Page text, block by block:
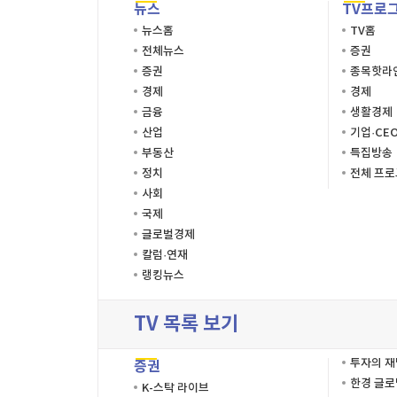
뉴스
뉴스홈
전체뉴스
증권
경제
금융
산업
부동산
정치
사회
국제
글로벌경제
칼럼·연재
랭킹뉴스
TV프로
TV홈
증권
종목핫라
경제
생활경제
기업
특집방송
전체 프
TV 목록 보기
증권
K-스탁 라이브
투자의
한경 글